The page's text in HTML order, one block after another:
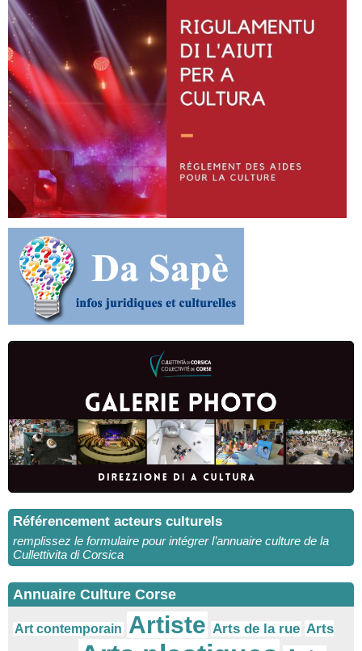
Référencement acteurs culturels
remplissez le formulaire pour intégrer l’annuaire culture de la
Cullettivita di Corsica
Annuaire Culture Corse
Art contemporain Artiste Arts de la rue Arts